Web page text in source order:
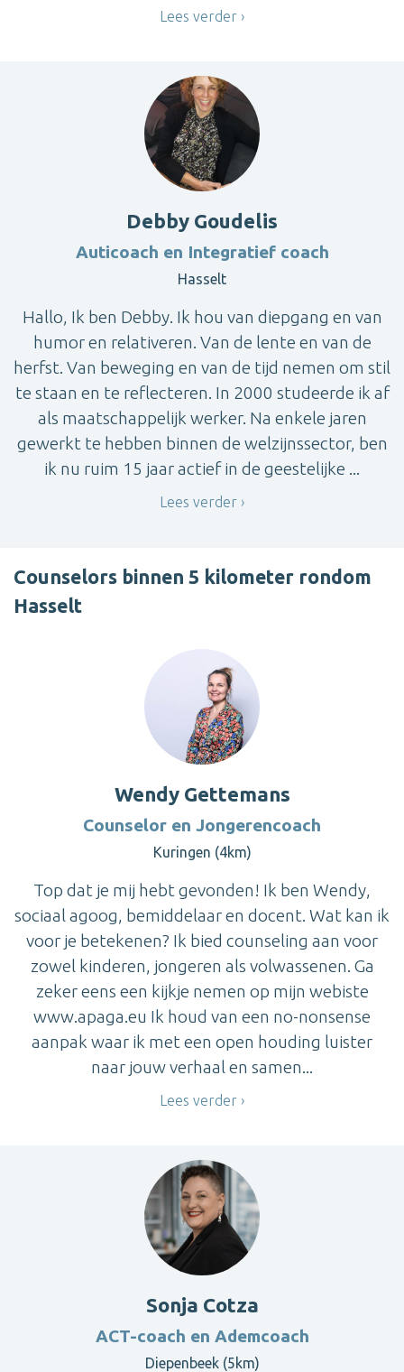
Lees verder
Debby Goudelis
Auticoach en Integratief coach
Hasselt
Hallo, Ik ben Debby. Ik hou van diepgang en van
humor en relativeren. Van de lente en van de
herfst. Van beweging en van de tijd nemen om stil
te staan en te reflecteren. In 2000 studeerde ik af
als maatschappelijk werker. Na enkele jaren
gewerkt te hebben binnen de welzijnssector, ben
ik nu ruim 15 jaar actief in de geestelijke ...
Lees verder
Counselors binnen 5 kilometer rondom
Hasselt
Wendy Gettemans
Counselor en Jongerencoach
Kuringen (4km)
Top dat je mij hebt gevonden! Ik ben Wendy,
sociaal agoog, bemiddelaar en docent. Wat kan ik
voor je betekenen? Ik bied counseling aan voor
zowel kinderen, jongeren als volwassenen. Ga
zeker eens een kijkje nemen op mijn webiste
www.apaga.eu Ik houd van een no-nonsense
aanpak waar ik met een open houding luister
naar jouw verhaal en samen...
Lees verder
Sonja Cotza
ACT-coach en Ademcoach
Diepenbeek (5km)